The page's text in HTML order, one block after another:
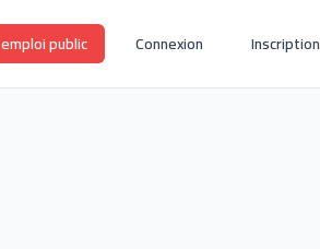
emploi public Connexion Inscription